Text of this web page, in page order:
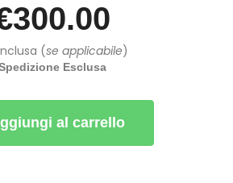
300.00
(se applicabile)
Esclusa
al carrello